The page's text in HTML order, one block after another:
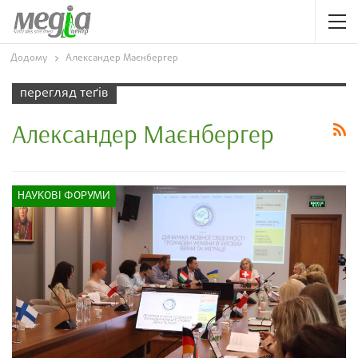
Додому Александер Маєнбергер
перегляд теґів
Александер Маєнбергер
НАУКОВІ ФОРУМИ